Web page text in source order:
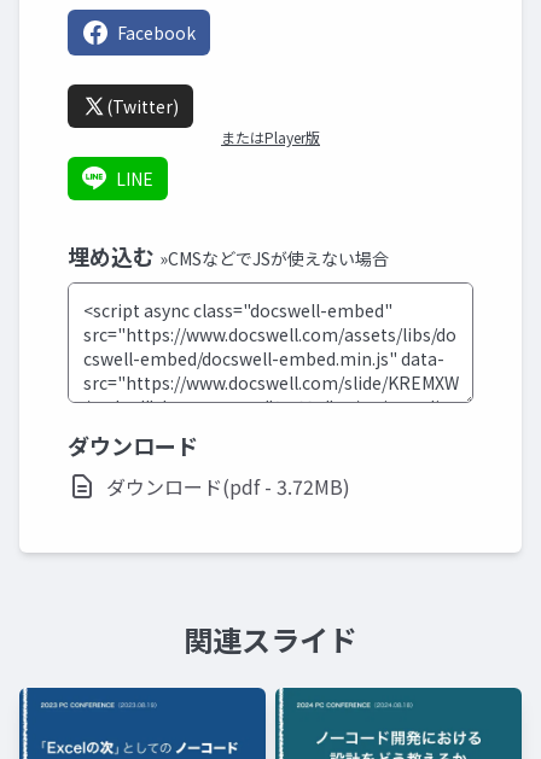
Facebook
(Twitter)
またはPlayer版
LINE
埋め込む »CMSなどでJSが使えない場合
ダウンロード
ダウンロード(pdf - 3.72MB)
関連スライド